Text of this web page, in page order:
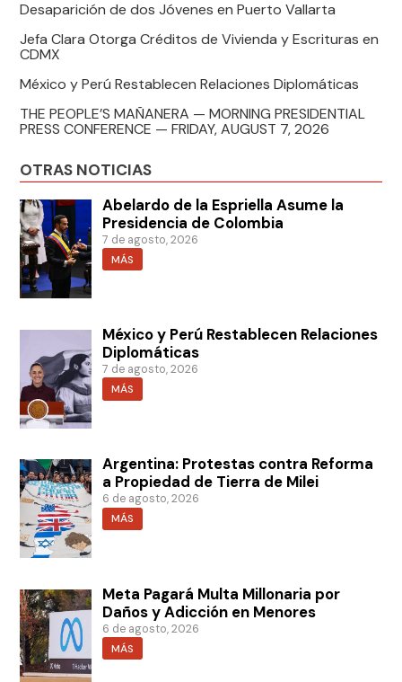
Desaparición de dos Jóvenes en Puerto Vallarta
Jefa Clara Otorga Créditos de Vivienda y Escrituras en
CDMX
México y Perú Restablecen Relaciones Diplomáticas
THE PEOPLE’S MAÑANERA — MORNING PRESIDENTIAL
PRESS CONFERENCE — FRIDAY, AUGUST 7, 2026
OTRAS NOTICIAS
Abelardo de la Espriella Asume la
Presidencia de Colombia
7 de agosto, 2026
MÁS
México y Perú Restablecen Relaciones
Diplomáticas
7 de agosto, 2026
MÁS
Argentina: Protestas contra Reforma
a Propiedad de Tierra de Milei
6 de agosto, 2026
MÁS
Meta Pagará Multa Millonaria por
Daños y Adicción en Menores
6 de agosto, 2026
MÁS